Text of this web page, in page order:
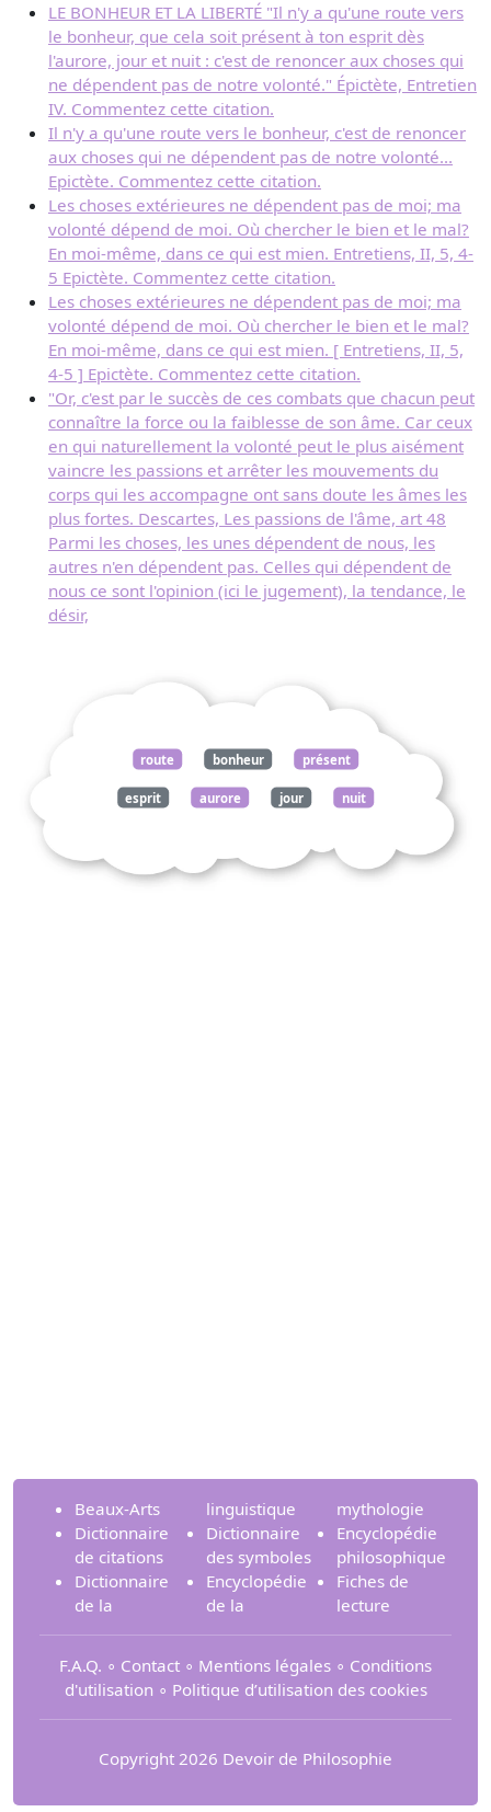
LE BONHEUR ET LA LIBERTÉ "Il n'y a qu'une route vers
le bonheur, que cela soit présent à ton esprit dès
l'aurore, jour et nuit : c'est de renoncer aux choses qui
ne dépendent pas de notre volonté." Épictète, Entretien
IV. Commentez cette citation.
Il n'y a qu'une route vers le bonheur, c'est de renoncer
aux choses qui ne dépendent pas de notre volonté...
Epictète. Commentez cette citation.
Les choses extérieures ne dépendent pas de moi; ma
volonté dépend de moi. Où chercher le bien et le mal?
En moi-même, dans ce qui est mien. Entretiens, II, 5, 4-
5 Epictète. Commentez cette citation.
Les choses extérieures ne dépendent pas de moi; ma
volonté dépend de moi. Où chercher le bien et le mal?
En moi-même, dans ce qui est mien. [ Entretiens, II, 5,
4-5 ] Epictète. Commentez cette citation.
"Or, c'est par le succès de ces combats que chacun peut
connaître la force ou la faiblesse de son âme. Car ceux
en qui naturellement la volonté peut le plus aisément
vaincre les passions et arrêter les mouvements du
corps qui les accompagne ont sans doute les âmes les
plus fortes. Descartes, Les passions de l'âme, art 48
Parmi les choses, les unes dépendent de nous, les
autres n'en dépendent pas. Celles qui dépendent de
nous ce sont l'opinion (ici le jugement), la tendance, le
désir,
route bonheur présent
esprit aurore jour nuit
volonté epictète entretien
Beaux-Arts
Dictionnaire
de citations
Dictionnaire
de la
linguistique
Dictionnaire
des symboles
Encyclopédie
de la
mythologie
Encyclopédie
philosophique
Fiches de
lecture
F.A.Q. ∘ Contact ∘ Mentions légales ∘ Conditions
d'utilisation ∘ Politique d’utilisation des cookies
Copyright 2026 Devoir de Philosophie